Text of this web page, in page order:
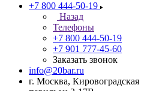
+7 800 444-50-19
Назад
Телефоны
+7 800 444-50-19
+7 901 777-45-60
Заказать звонок
info@20bar.ru
г. Москва,